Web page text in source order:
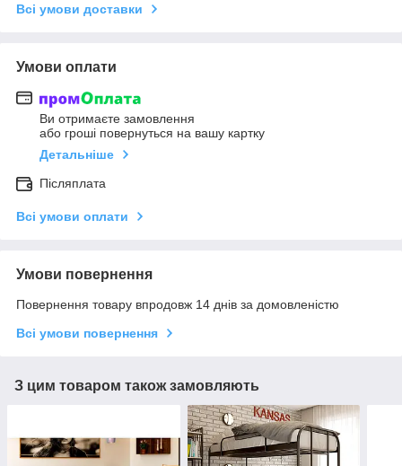
Всі умови доставки
Умови оплати
Ви отримаєте замовлення
або гроші повернуться на вашу картку
Детальніше
Післяплата
Всі умови оплати
Умови повернення
Повернення товару впродовж 14 днів за домовленістю
Всі умови повернення
З цим товаром також замовляють